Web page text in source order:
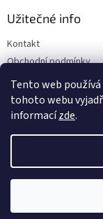
Tento web
tohoto webu
informacízde.
Užitečné info
Kontakt
Obchodní podmínky
Ochrana osobních
Copyright 2026